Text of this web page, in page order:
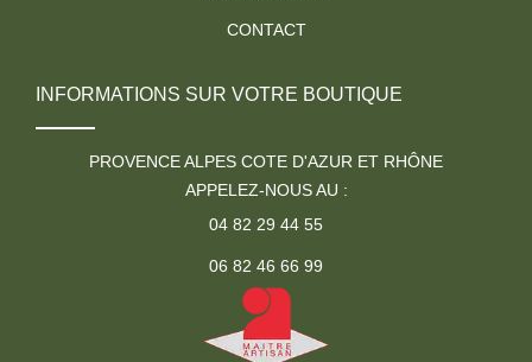
CONTACT
INFORMATIONS SUR VOTRE BOUTIQUE
PROVENCE ALPES COTE D'AZUR ET RHÔNE
APPELEZ-NOUS AU :
04 82 29 44 55
06 82 46 66 99